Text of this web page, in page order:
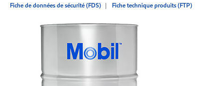
Fiche de données de sécurité (FDS) Fiche technique produits (FTP)